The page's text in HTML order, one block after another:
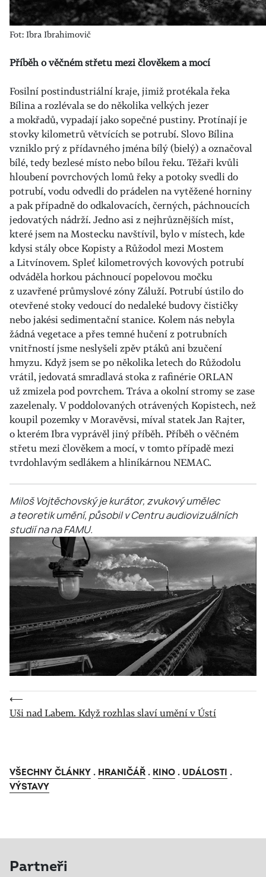
Fot: Ibra Ibrahimovič
Příběh o věčném střetu mezi člověkem a mocí
Fosilní postindustriální kraje, jimiž protékala řeka
Bílina a rozlévala se do několika velkých jezer
a mokřadů, vypadají jako sopečné pustiny. Protínají je
stovky kilometrů větvících se potrubí. Slovo Bílina
vzniklo prý z přídavného jména bílý (bielý) a označoval
bílé, tedy bezlesé místo nebo bílou řeku. Těžaři kvůli
hloubení povrchových lomů řeky a potoky svedli do
potrubí, vodu odvedli do prádelen na vytěžené horniny
a pak případně do odkalovacích, černých, páchnoucích
jedovatých nádrží. Jedno asi z nejhrůznějších míst,
které jsem na Mostecku navštívil, bylo v místech, kde
kdysi stály obce Kopisty a Růžodol mezi Mostem
a Litvínovem. Spleť kilometrových kovových potrubí
odváděla horkou páchnoucí popelovou močku
z uzavřené průmyslové zóny Záluží. Potrubí ústilo do
otevřené stoky vedoucí do nedaleké budovy čističky
nebo jakési sedimentační stanice. Kolem nás nebyla
žádná vegetace a přes temné hučení z potrubních
vnitřností jsme neslyšeli zpěv ptáků ani bzučení
hmyzu. Když jsem se po několika letech do Růžodolu
vrátil, jedovatá smradlavá stoka z rafinérie ORLAN
už zmizela pod povrchem. Tráva a okolní stromy se zase
zazelenaly. V poddolovaných otrávených Kopistech, než
koupil pozemky v Moravěvsi, míval statek Jan Rajter,
o kterém Ibra vyprávěl jiný příběh. Příběh o věčném
střetu mezi člověkem a mocí, v tomto případě mezi
tvrdohlavým sedlákem a hliníkárnou NEMAC.
Miloš Vojtěchovskýje kurátor, zvukový umělec
a teoretik umění, působil v Centru audiovizuálních
studií na na FAMU.
⟵
Uši nad Labem. Když rozhlas slaví umění v Ústí
VŠECHNY ČLÁNKY . HRANIČÁŘ . KINO . UDÁLOSTI .
VÝSTAVY
Partneři